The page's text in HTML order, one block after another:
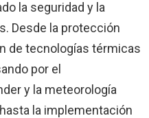
la seguridad y la
Desde la protección
de tecnologías térmicas
por el
y la meteorología
la implementación